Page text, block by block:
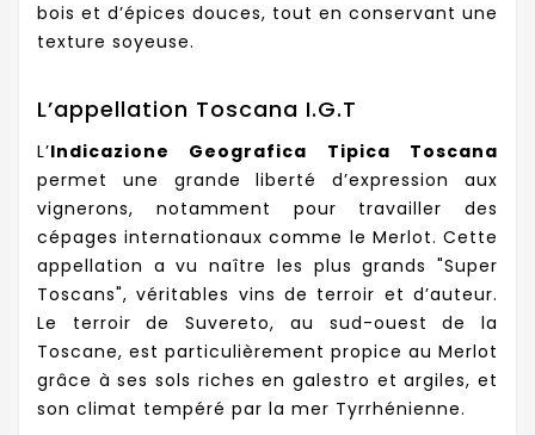
bois et d’épices douces, tout en conservant une
texture soyeuse.
L’appellation Toscana I.G.T
L’Indicazione Geografica Tipica Toscana
permet une grande liberté d’expression aux
vignerons, notamment pour travailler des
cépages internationaux comme le Merlot. Cette
appellation a vu naître les plus grands "Super
Toscans", véritables vins de terroir et d’auteur.
Le terroir de Suvereto, au sud-ouest de la
Toscane, est particulièrement propice au Merlot
grâce à ses sols riches en galestro et argiles, et
son climat tempéré par la mer Tyrrhénienne.